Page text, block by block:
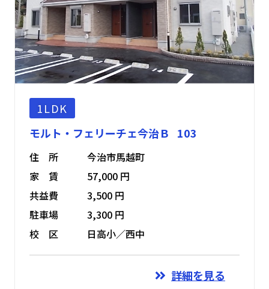
1LDK
モルト・フェリーチェ今治Ｂ 103
住 所
今治市馬越町
家 賃
57,000 円
共益費
3,500 円
駐車場
3,300 円
校 区
日高小／西中
詳細を見る